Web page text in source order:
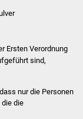
Ersten Verordnung
sind,
nur die Personen
die